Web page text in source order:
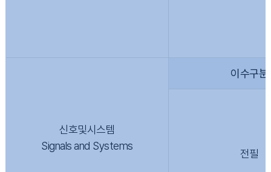
신호및시스템
Signals and Systems
이수구분
전필